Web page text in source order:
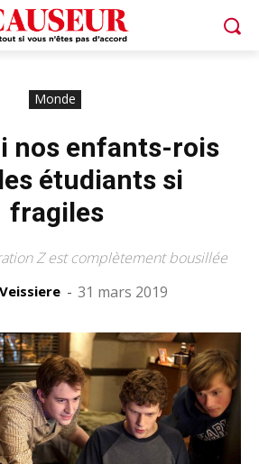
Monde
nos enfants-rois
étudiants si
fragiles
Z est complètement bousillée
- 31 mars 2019